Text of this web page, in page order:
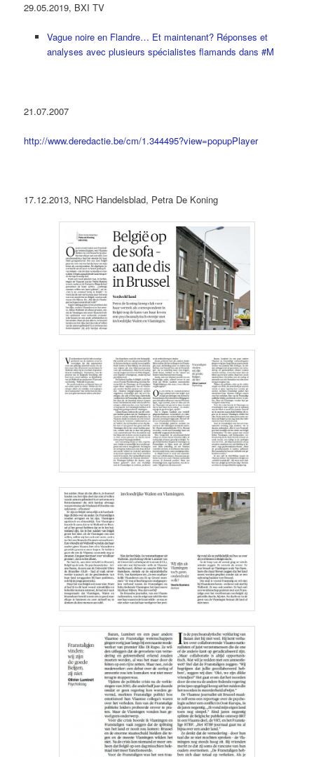
29.05.2019, BXI TV
Vague noire en Flandre… Et maintenant? Réponses et
analyses avec plusieurs spécialistes flamands dans #M
21.07.2007
http://www.deredactie.be/cm/1.344495?view=popupPlayer
17.12.2013, NRC Handelsblad, Petra De Koning